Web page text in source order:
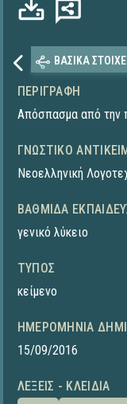
ΒΑΣΙΚΑ
ΠΕΡΙΓΡΑΦΉ
Απόσπασμα από την
ΓΝΩΣΤΙΚΌ
Νεοελληνική
ΒΑΘΜΊΔΑ
γενικό λύκειο
ΤΎΠΟΣ
κείμενο
ΗΜΕΡΟΜΗΝΊΑ
15/09/2016
ΛΈΞΕΙΣ - ΚΛΕΙΔΙΆ